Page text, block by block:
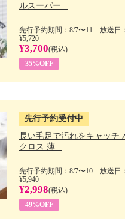
ルスーパー...
先行予約期間：8/7〜11 放送日
¥5,720
¥3,700(税込)
35%OFF
先行予約受付中
長い毛足で汚れをキャッチ
クロス 薄...
先行予約期間：8/7〜10 放送日
¥5,940
¥2,998(税込)
49%OFF